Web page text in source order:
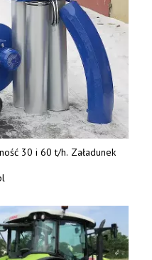
30 i 60 t/h. Załadunek